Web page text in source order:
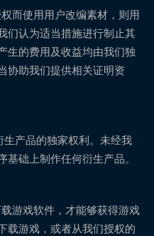
而使用用户改编素材，则用
们认为适当措施进行制止其
生的费用及收益均由我们独
协助我们提供相关证明资
产品的独家权利。未经我
础上制作任何衍生产品。
游戏软件，才能够获得游戏
载游戏，或者从我们授权的